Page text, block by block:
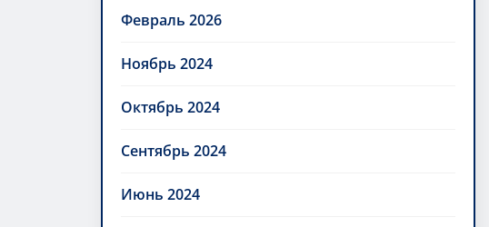
Февраль 2026
Ноябрь 2024
Октябрь 2024
Сентябрь 2024
Июнь 2024